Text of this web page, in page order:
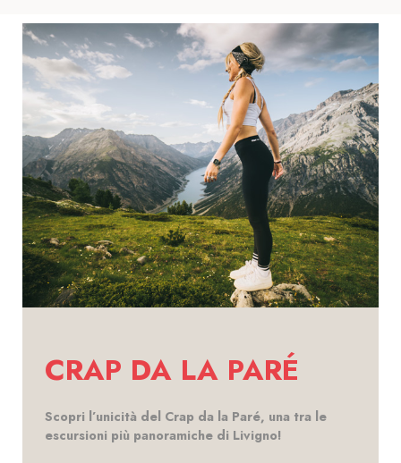
CRAP DA LA PARÉ
Scopri l’unicità del Crap da la Paré, una tra le
escursioni più panoramiche di Livigno!